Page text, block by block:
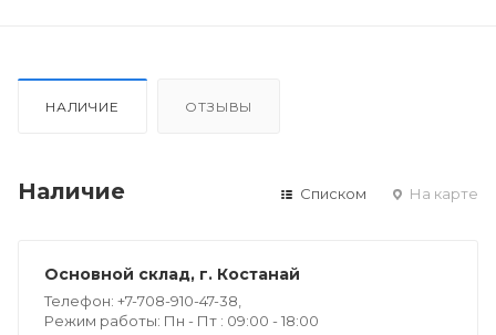
НАЛИЧИЕ ОТЗЫВЫ
Наличие Списком На карте
Основной склад, г. Костанай
Телефон: +7-708-910-47-38,
Режим работы: Пн - Пт : 09:00 - 18:00